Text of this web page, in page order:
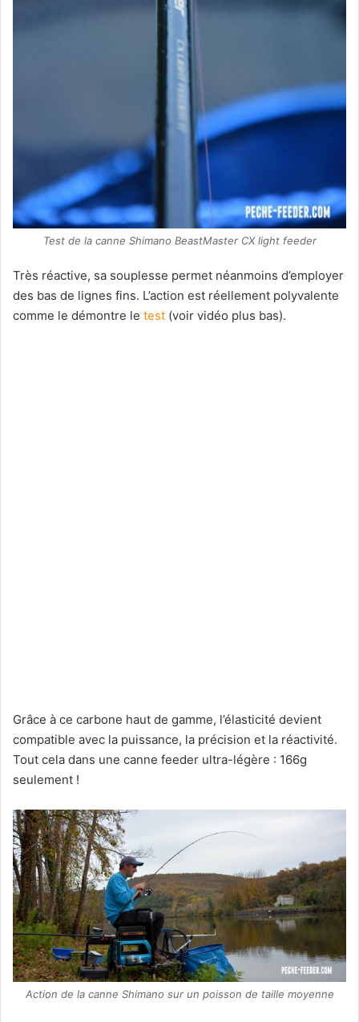
Test de la canne Shimano BeastMaster CX light feeder
Très réactive, sa souplesse permet néanmoins d’employer
des bas de lignes fins. L’action est réellement polyvalente
comme le démontre le test (voir vidéo plus bas).
Grâce à ce carbone haut de gamme, l’élasticité devient
compatible avec la puissance, la précision et la réactivité.
Tout cela dans une canne feeder ultra-légère : 166g
seulement !
Action de la canne Shimano sur un poisson de taille moyenne